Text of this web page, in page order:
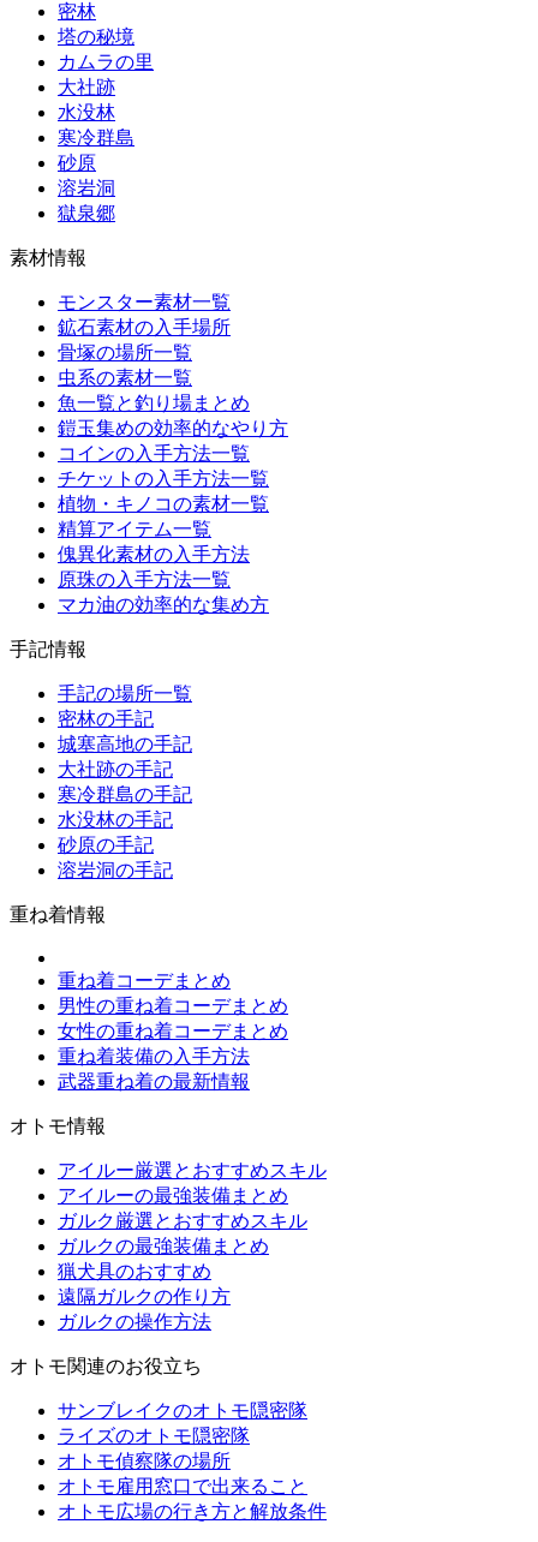
密林
塔の秘境
カムラの里
大社跡
水没林
寒冷群島
砂原
溶岩洞
獄泉郷
素材情報
モンスター素材一覧
鉱石素材の入手場所
骨塚の場所一覧
虫系の素材一覧
魚一覧と釣り場まとめ
鎧玉集めの効率的なやり方
コインの入手方法一覧
チケットの入手方法一覧
植物・キノコの素材一覧
精算アイテム一覧
傀異化素材の入手方法
原珠の入手方法一覧
マカ油の効率的な集め方
手記情報
手記の場所一覧
密林の手記
城塞高地の手記
大社跡の手記
寒冷群島の手記
水没林の手記
砂原の手記
溶岩洞の手記
重ね着情報
重ね着コーデまとめ
男性の重ね着コーデまとめ
女性の重ね着コーデまとめ
重ね着装備の入手方法
武器重ね着の最新情報
オトモ情報
アイルー厳選とおすすめスキル
アイルーの最強装備まとめ
ガルク厳選とおすすめスキル
ガルクの最強装備まとめ
猟犬具のおすすめ
遠隔ガルクの作り方
ガルクの操作方法
オトモ関連のお役立ち
サンブレイクのオトモ隠密隊
ライズのオトモ隠密隊
オトモ偵察隊の場所
オトモ雇用窓口で出来ること
オトモ広場の行き方と解放条件